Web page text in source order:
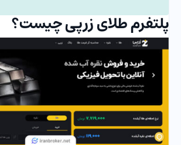
پلتفرم طلای زرپی چیست؟